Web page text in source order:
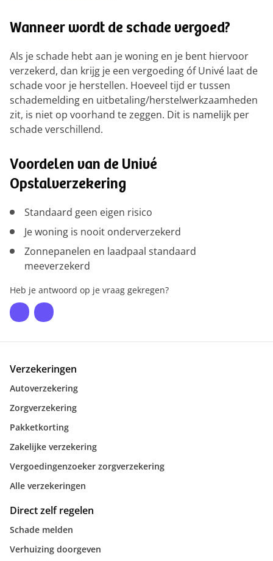
Wanneer wordt de schade vergoed?
Als je schade hebt aan je woning en je bent hiervoor
verzekerd, dan krijg je een vergoeding óf Univé laat de
schade voor je herstellen. Hoeveel tijd er tussen
schademelding en uitbetaling/herstelwerkzaamheden
zit, is niet op voorhand te zeggen. Dit is namelijk per
schade verschillend.
Voordelen van de Univé
Opstalverzekering
Standaard geen eigen risico
Je woning is nooit onderverzekerd
Zonnepanelen en laadpaal standaard
meeverzekerd
Heb je antwoord op je vraag gekregen?
Verzekeringen
Autoverzekering
Zorgverzekering
Pakketkorting
Zakelijke verzekering
Vergoedingenzoeker zorgverzekering
Alle verzekeringen
Direct zelf regelen
Schade melden
Verhuizing doorgeven